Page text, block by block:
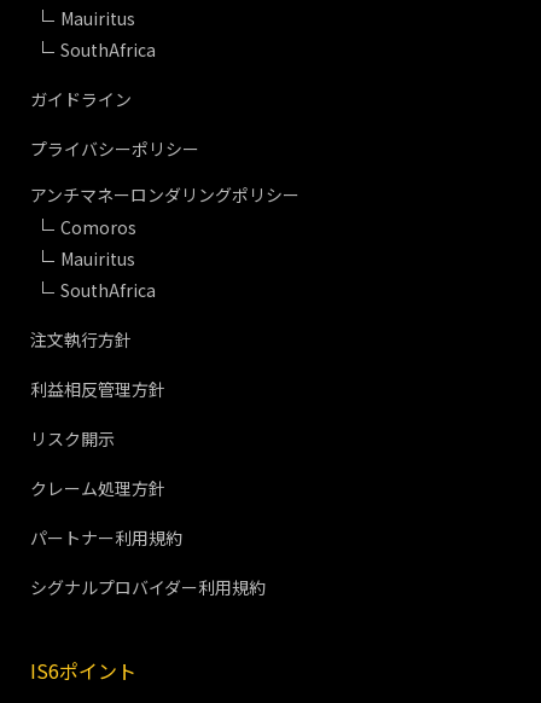
Mauiritus
SouthAfrica
ガイドライン
プライバシーポリシー
アンチマネーロンダリングポリシー
Comoros
Mauiritus
SouthAfrica
注文執行方針
利益相反管理方針
リスク開示
クレーム処理方針
パートナー利用規約
シグナルプロバイダー利用規約
IS6ポイント